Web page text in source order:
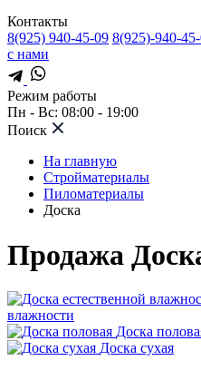
Контакты
8(925) 940-45-09 8(925)-940-
с нами
Режим работы
Пн - Вс: 08:00 - 19:00
Поиск
На главную
Стройматериалы
Пиломатериалы
Доска
Продажа
влажности
Доска
Доска сухая